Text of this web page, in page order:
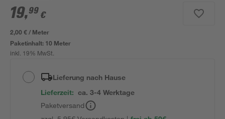
19,99 €
2,00 € / Meter
Paketinhalt: 10 Meter
inkl. 19% MwSt.
Lieferung nach Hause
Lieferzeit: ca. 3-4 Werktage
Paketversand